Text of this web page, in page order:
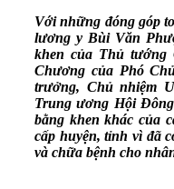
Với những đóng góp
lương y Bùi Văn
khen của Thủ tướng
Chương của Phó
trưởng, Chủ nhiệm
Trung ương Hội
bằng khen khác của
cấp huyện, tỉnh vì đã
và chữa bệnh cho